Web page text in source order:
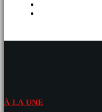
À LA UNE